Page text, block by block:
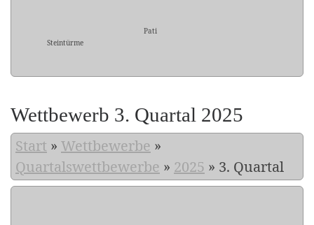
Steintürme
Pati
Wettbewerb 3. Quartal 2025
Start » Wettbewerbe »
Quartalswettbewerbe » 2025 » 3. Quartal